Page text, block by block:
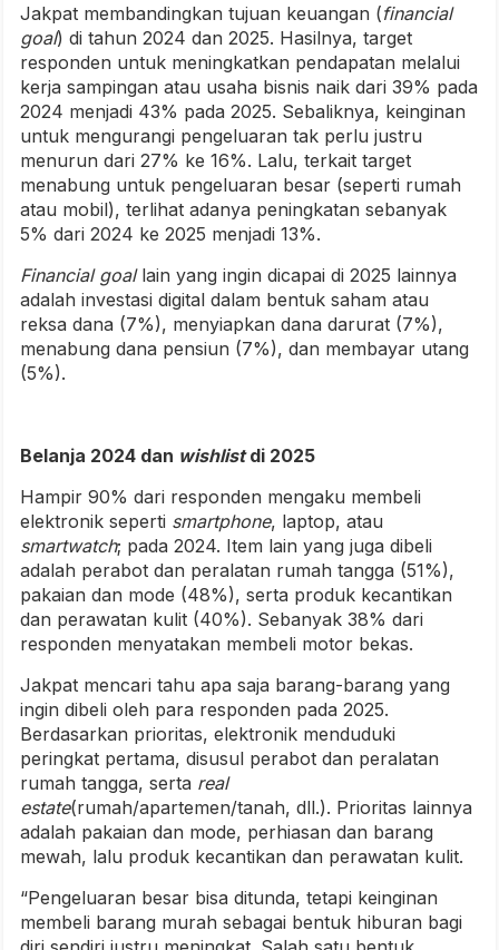
Jakpat membandingkan tujuan keuangan (financial
goal) di tahun 2024 dan 2025. Hasilnya, target
responden untuk meningkatkan pendapatan melalui
kerja sampingan atau usaha bisnis naik dari 39% pada
2024 menjadi 43% pada 2025. Sebaliknya, keinginan
untuk mengurangi pengeluaran tak perlu justru
menurun dari 27% ke 16%. Lalu, terkait target
menabung untuk pengeluaran besar (seperti rumah
atau mobil), terlihat adanya peningkatan sebanyak
5% dari 2024 ke 2025 menjadi 13%.
Financial goallain yang ingin dicapai di 2025 lainnya
adalah investasi digital dalam bentuk saham atau
reksa dana (7%), menyiapkan dana darurat (7%),
menabung dana pensiun (7%), dan membayar utang
(5%).
Belanja 2024 dan wishlistdi 2025
Hampir 90% dari responden mengaku membeli
elektronik seperti smartphone, laptop, atau
smartwatch; pada 2024. Item lain yang juga dibeli
adalah perabot dan peralatan rumah tangga (51%),
pakaian dan mode (48%), serta produk kecantikan
dan perawatan kulit (40%). Sebanyak 38% dari
responden menyatakan membeli motor bekas.
Jakpat mencari tahu apa saja barang-barang yang
ingin dibeli oleh para responden pada 2025.
Berdasarkan prioritas, elektronik menduduki
peringkat pertama, disusul perabot dan peralatan
rumah tangga, serta real
estate(rumah/apartemen/tanah, dll.). Prioritas lainnya
adalah pakaian dan mode, perhiasan dan barang
mewah, lalu produk kecantikan dan perawatan kulit.
“Pengeluaran besar bisa ditunda, tetapi keinginan
membeli barang murah sebagai bentuk hiburan bagi